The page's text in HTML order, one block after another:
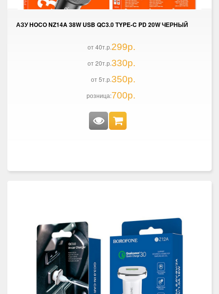
АЗУ HOCO NZ14A 38W USB QC3.0 TYPE-C PD 20W ЧЕРНЫЙ
от 40т.р.299р.
от 20т.р.330р.
от 5т.р.350р.
розница:700р.